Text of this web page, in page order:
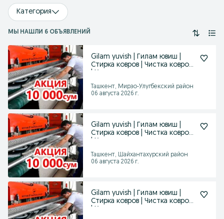
Категория
МЫ НАШЛИ 6 ОБЪЯВЛЕНИЙ
Gilam yuvish | Гилам ювиш |
Стирка ковров | Чистка ковров
Ташкент, Мирзо-Улугбекский район
06 августа 2026 г.
Gilam yuvish | Гилам ювиш |
Стирка ковров | Чистка ковров
Ташкент, Шайхантахурский район
06 августа 2026 г.
Gilam yuvish | Гилам ювиш |
Стирка ковров | Чистка ковров